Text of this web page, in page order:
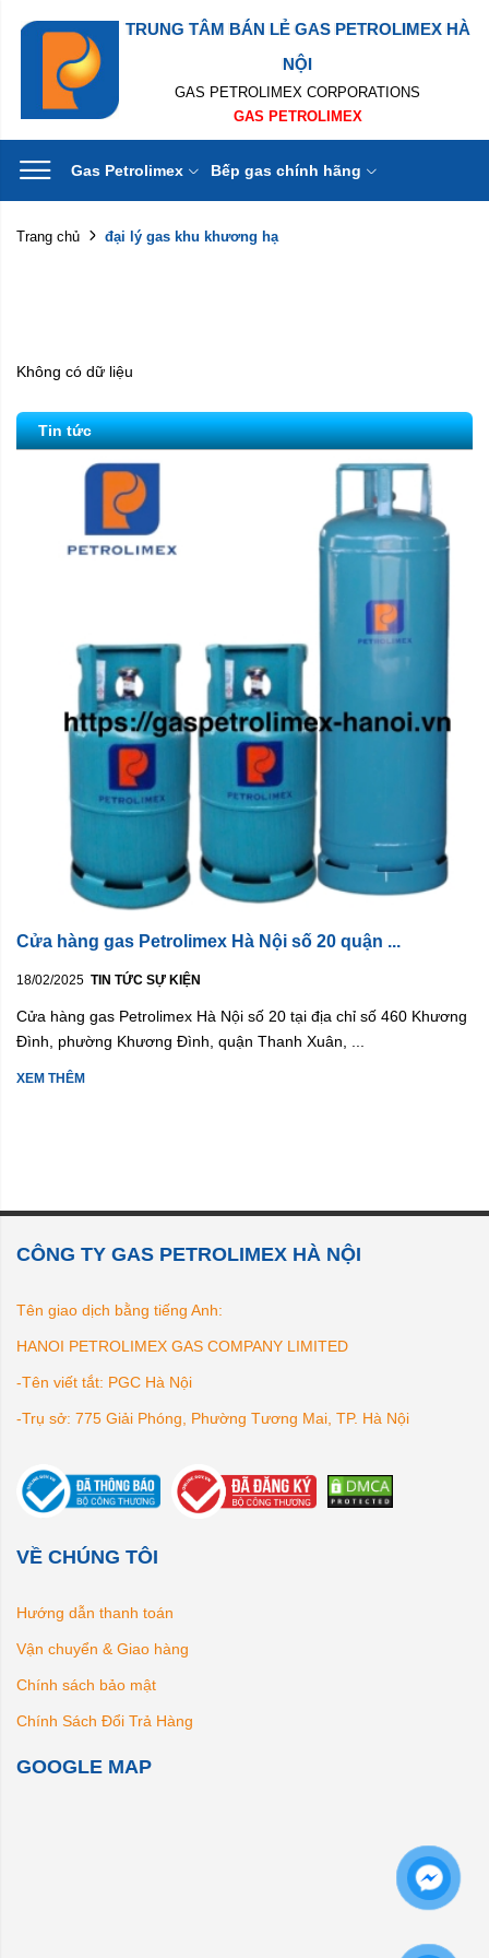
TRUNG TÂM BÁN LẺ GAS PETROLIMEX HÀ
NỘI
GAS PETROLIMEX CORPORATIONS
GAS PETROLIMEX
Gas Petrolimex Bếp gas chính hãng
Trang chủ đại lý gas khu khương hạ
Không có dữ liệu
Tin tức
Cửa hàng gas Petrolimex Hà Nội số 20 quận ...
18/02/2025 TIN TỨC SỰ KIỆN
Cửa hàng gas Petrolimex Hà Nội số 20 tại địa chỉ số 460 Khương
Đình, phường Khương Đình, quận Thanh Xuân, ...
XEM THÊM
CÔNG TY GAS PETROLIMEX HÀ NỘI
Tên giao dịch bằng tiếng Anh:
HANOI PETROLIMEX GAS COMPANY LIMITED
-Tên viết tắt: PGC Hà Nội
-Trụ sở: 775 Giải Phóng, Phường Tương Mai, TP. Hà Nội
VỀ CHÚNG TÔI
Hướng dẫn thanh toán
Vận chuyển & Giao hàng
Chính sách bảo mật
Chính Sách Đổi Trả Hàng
GOOGLE MAP